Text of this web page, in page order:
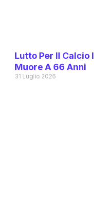
Lutto Per Il Calcio
Muore A 66 Anni
31 Luglio 2026